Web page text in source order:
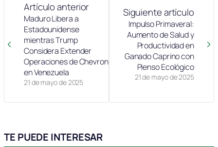
Artículo anterior
21 de mayo de 2025
Maduro Libera a
Estadounidense
mientras Trump
Considera Extender
Operaciones de Chevron
en Venezuela
Siguiente artículo
21 de mayo de 2025
Impulso Primaveral:
Aumento de Salud y
Productividad en
Ganado Caprino con
Pienso Ecológico
TE PUEDE INTERESAR